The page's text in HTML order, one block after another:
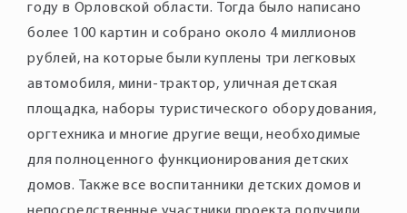
году в Орловской области. Тогда было написано
более 100 картин и собрано около 4 миллионов
рублей, на которые были куплены три легковых
автомобиля, мини-трактор, уличная детская
площадка, наборы туристического оборудования,
оргтехника и многие другие вещи, необходимые
для полноценного функционирования детских
домов. Также все воспитанники детских домов и